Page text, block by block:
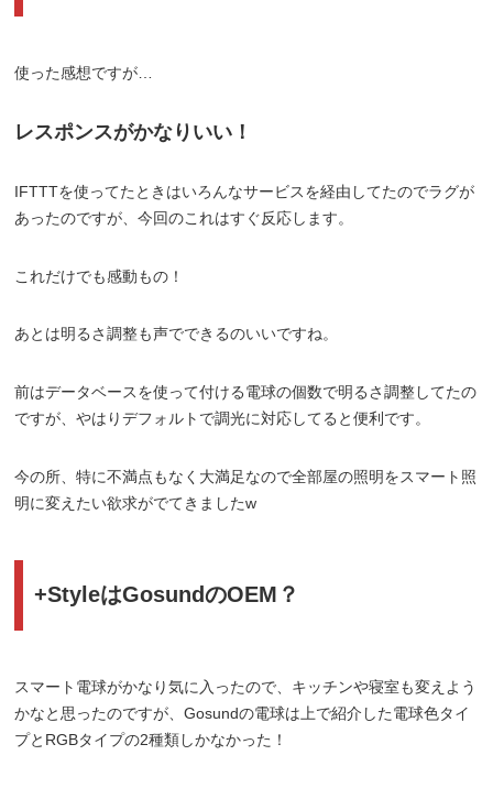
使った感想ですが…
レスポンスがかなりいい！
IFTTTを使ってたときはいろんなサービスを経由してたのでラグが
あったのですが、今回のこれはすぐ反応します。
これだけでも感動もの！
あとは明るさ調整も声でできるのいいですね。
前はデータベースを使って付ける電球の個数で明るさ調整してたの
ですが、やはりデフォルトで調光に対応してると便利です。
今の所、特に不満点もなく大満足なので全部屋の照明をスマート照
明に変えたい欲求がでてきましたw
+StyleはGosundのOEM？
スマート電球がかなり気に入ったので、キッチンや寝室も変えよう
かなと思ったのですが、Gosundの電球は上で紹介した電球色タイ
プとRGBタイプの2種類しかなかった！